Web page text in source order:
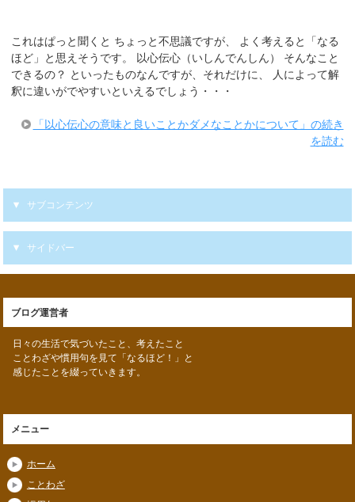
これはぱっと聞くと ちょっと不思議ですが、 よく考えると「なる
ほど」と思えそうです。 以心伝心（いしんでんしん） そんなこと
できるの？ といったものなんですが、それだけに、 人によって解
釈に違いがでやすいといえるでしょう・・・
「以心伝心の意味と良いことかダメなことかについて」の続き
を読む
サブコンテンツ
サイドバー
ブログ運営者
日々の生活で気づいたこと、考えたこと
ことわざや慣用句を見て「なるほど！」と
感じたことを綴っていきます。
メニュー
ホーム
ことわざ